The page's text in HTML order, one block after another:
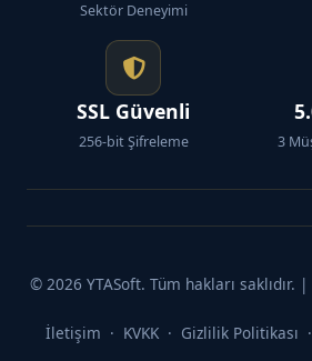
Sektör Deneyimi
SSL Güvenli
256-bit Şifreleme 3
© 2026 YTASoft. Tüm hakları saklıdır. |
İletişim · KVKK · Gizlilik Politikası ·